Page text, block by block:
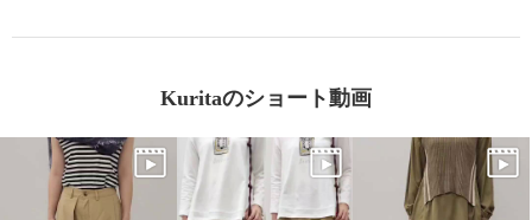
Kuritaのショート動画